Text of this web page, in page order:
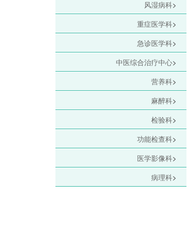
风湿病科>
重症医学科>
急诊医学科>
中医综合治疗中心>
营养科>
麻醉科>
检验科>
功能检查科>
医学影像科>
病理科>